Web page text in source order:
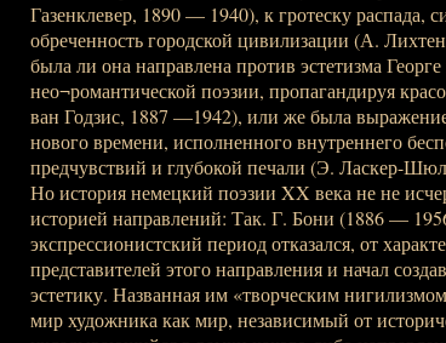
Газенклевер, 1890 — 1940), к гротеску распада,
обреченность городской цивилизации (А.
была ли она направлена против эстетизма
нео¬романтической поэзии, пропагандируя
ван Годзис, 1887 —1942), или же была
нового времени, исполненного внутреннего
предчувствий и глубокой печали (Э. Ласкер-
Но история немецкий поэзии XX века не не
историей направлений: Так. Г. Бони (1886 —
экспрессионистский период отказался, от
представителей этого направления и начал
эстетику. Названная им «творческим
мир художника как мир, независимый от